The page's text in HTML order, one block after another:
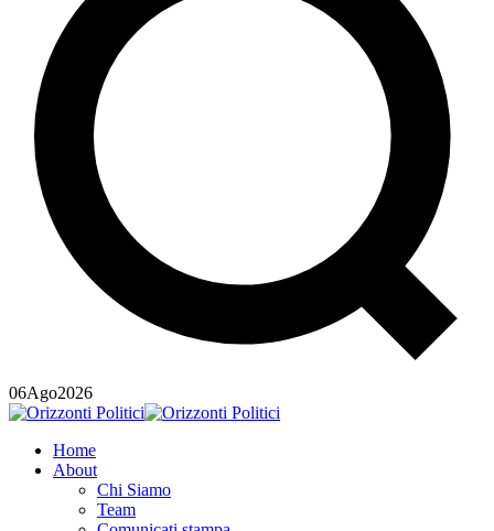
06Ago2026
Home
About
Chi Siamo
Team